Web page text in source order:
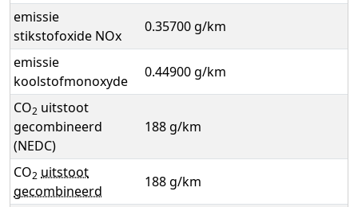
emissie
stikstofoxide NOx
0.35700 g/km
emissie
koolstofmonoxyde
0.44900 g/km
CO2 uitstoot
gecombineerd
(NEDC)
188 g/km
CO2 uitstoot
gecombineerd
188 g/km